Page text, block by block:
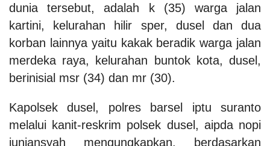
dunia tersebut, adalah k (35) warga jalan
kartini, kelurahan hilir sper, dusel dan dua
korban lainnya yaitu kakak beradik warga jalan
merdeka raya, kelurahan buntok kota, dusel,
berinisial msr (34) dan mr (30).
Kapolsek dusel, polres barsel iptu suranto
melalui kanit-reskrim polsek dusel, aipda nopi
juniansyah mengungkapkan, berdasarkan